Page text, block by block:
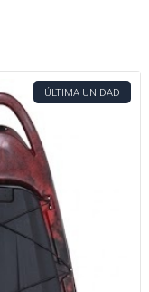
ÚLTIMA UNIDAD